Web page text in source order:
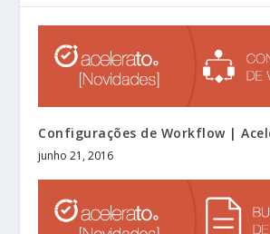
Configurações de Workflow |
junho 21, 2016